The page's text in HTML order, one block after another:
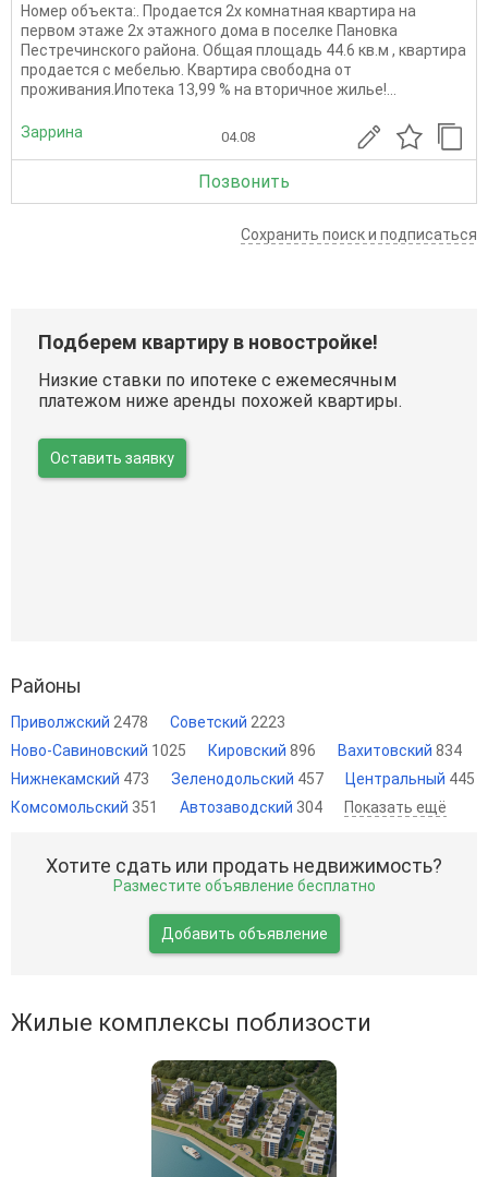
Номер объекта:. Продается 2х комнатная квартира на
первом этаже 2х этажного дома в поселке Пановка
Пестречинского района. Общая площадь 44.6 кв.м , квартира
продается с мебелью. Квартира свободна от
проживания.Ипотека 13,99 % на вторичное жилье!...
Заррина 04.08
Позвонить
Сохранить поиск и подписаться
Подберем квартиру в новостройке!
Низкие ставки по ипотеке с ежемесячным
платежом ниже аренды похожей квартиры.
Оставить заявку
Районы
Приволжский 2478 Советский 2223
Ново-Савиновский 1025 Кировский 896 Вахитовский 834
Нижнекамский 473 Зеленодольский 457 Центральный 445
Комсомольский 351 Автозаводский 304 Показать ещё
Хотите сдать или продать недвижимость?
Разместите объявление бесплатно
Добавить объявление
Жилые комплексы поблизости